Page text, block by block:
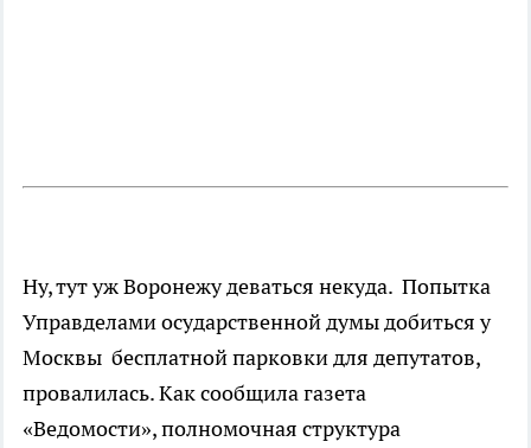
Ну, тут уж Воронежу деваться некуда. Попытка
Управделами осударственной думы добиться у
Москвы бесплатной парковки для депутатов,
провалилась. Как сообщила газета
«Ведомости», полномочная структура